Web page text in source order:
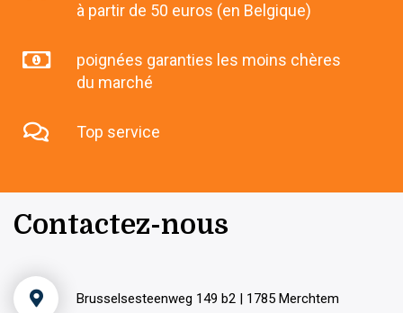
à partir de 50 euros (en Belgique)
poignées garanties les moins chères
du marché
Top service
Contactez-nous
Brusselsesteenweg 149 b2 | 1785 Merchtem